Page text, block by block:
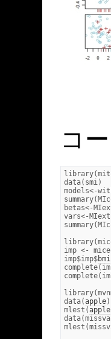
コ
data(smi)
models<-
betas<-
vars<-
library(mice)		#Multivariate Imputation by Chained
imp <-
imp$imp$bmi
data(apple)
mlest(apple